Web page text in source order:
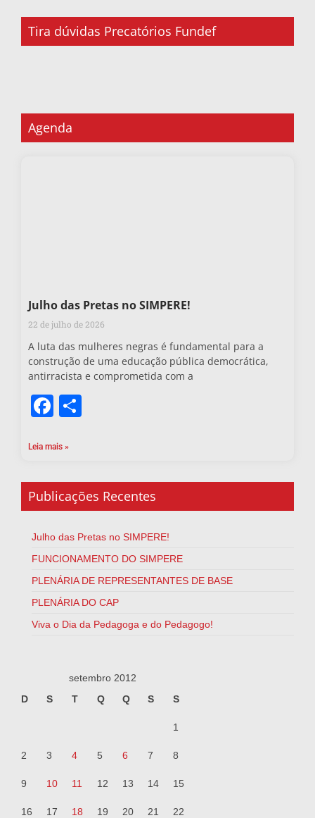
Tira dúvidas Precatórios Fundef
Agenda
Julho das Pretas no SIMPERE!
22 de julho de 2026
A luta das mulheres negras é fundamental para a
construção de uma educação pública democrática,
antirracista e comprometida com a
Facebook
Leia mais »
Publicações Recentes
Julho das Pretas no SIMPERE!
FUNCIONAMENTO DO SIMPERE
PLENÁRIA DE REPRESENTANTES DE BASE
PLENÁRIA DO CAP
Viva o Dia da Pedagoga e do Pedagogo!
setembro 2012
D
S T Q Q S S
1
2 3 4 5 6 7 8
9 10 11 12 13 14 15
16 17 18 19 20 21 22